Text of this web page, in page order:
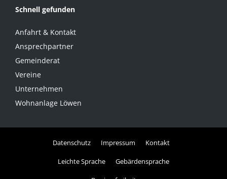
Schnell gefunden
Anfahrt & Kontakt
Ansprechpartner
Gemeinderat
Vereine
Unternehmen
Wohnanlage Löwen
Datenschutz Impressum Kontakt
Leichte Sprache Gebärdensprache